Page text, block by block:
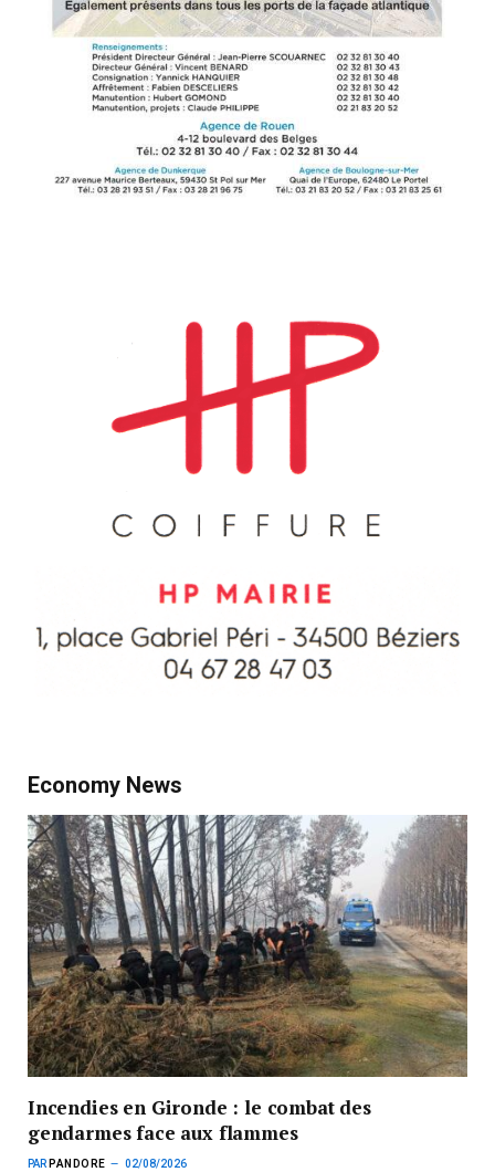
Economy News
Incendies en Gironde : le combat des
gendarmes face aux flammes
PAR PANDORE 02/08/2026